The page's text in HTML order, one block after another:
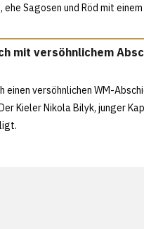
ehe Sagosen und Röd mit
mit versöhnlichem
einen versöhnlichen WM-
Kieler Nikola Bilyk, junger